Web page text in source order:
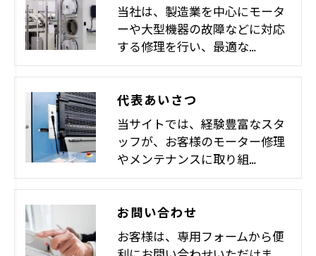
当社は、製造業を中心にモータ
ーや大型機器の故障などに対応
する修理を行い、最適な…
代表あいさつ
当サイトでは、経験豊富なスタ
ッフが、お客様のモーター修理
やメンテナンスに取り組…
お問い合わせ
お客様は、専用フォームから便